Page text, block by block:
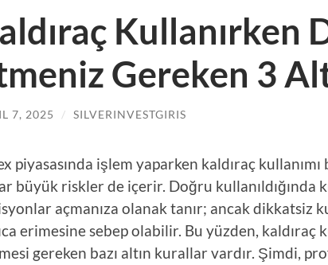
Kullanırken
Gereken 3
7, 2025 / SILVERINVESTGIRIS
piyasasında işlem yaparken kaldıraç
büyük riskler de içerir. Doğru kullanıldığında
açmanıza olanak tanır; ancak dikkatsiz
erimesine sebep olabilir. Bu yüzden,
gereken bazı altın kurallar vardır. Şimdi,